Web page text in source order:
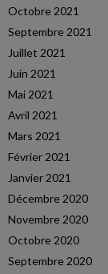
Octobre 2021
Septembre 2021
Juillet 2021
Juin 2021
Mai 2021
Avril 2021
Mars 2021
Février 2021
Janvier 2021
Décembre 2020
Novembre 2020
Octobre 2020
Septembre 2020